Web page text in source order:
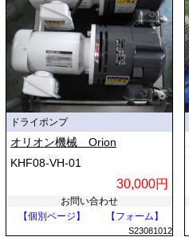
ドライポンプ
オリオン機械 Orion
KHF08-VH-01
30,000円
お問い合わせ
【個別ページ】
【フォーム】
S23081012